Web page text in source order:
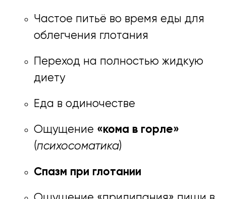
Частое питьё во время еды для
облегчения глотания
Переход на полностью жидкую
диету
Еда в одиночестве
Ощущение «кома в горле»
(психосоматика)
Спазм при глотании